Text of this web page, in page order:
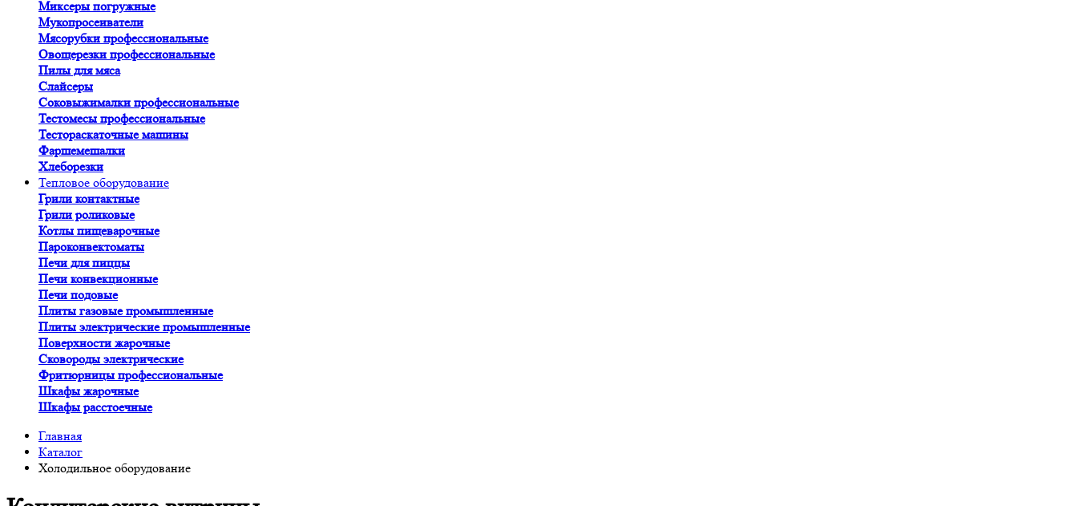
Миксеры погружные
Мукопросеиватели
Мясорубки профессиональные
Овощерезки профессиональные
Пилы для мяса
Слайсеры
Соковыжималки профессиональные
Тестомесы профессиональные
Тестораскаточные машины
Фаршемешалки
Хлеборезки
Тепловое оборудование
Грили контактные
Грили роликовые
Котлы пищеварочные
Пароконвектоматы
Печи для пиццы
Печи конвекционные
Печи подовые
Плиты газовые промышленные
Плиты электрические промышленные
Поверхности жарочные
Сковороды электрические
Фритюрницы профессиональные
Шкафы жарочные
Шкафы расстоечные
Главная
Каталог
Холодильное оборудование